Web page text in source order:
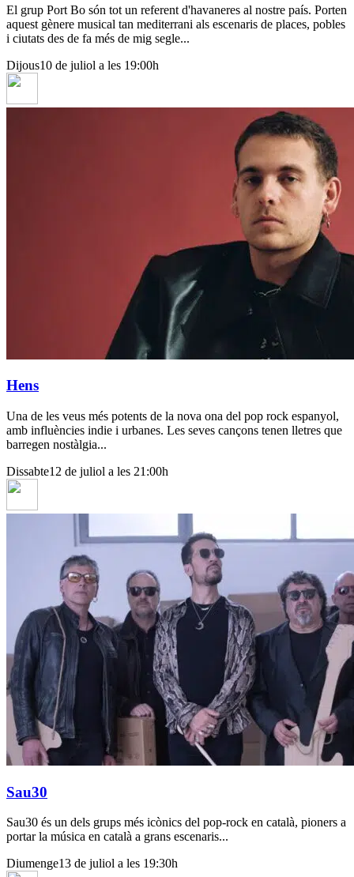
El grup Port Bo són tot un referent d'havaneres al nostre país. Porten
aquest gènere musical tan mediterrani als escenaris de places, pobles
i ciutats des de fa més de mig segle...
Dijous10 de juliol a les 19:00h
Hens
Una de les veus més potents de la nova ona del pop rock espanyol,
amb influències indie i urbanes. Les seves cançons tenen lletres que
barregen nostàlgia...
Dissabte12 de juliol a les 21:00h
Sau30
Sau30 és un dels grups més icònics del pop-rock en català, pioners a
portar la música en català a grans escenaris...
Diumenge13 de juliol a les 19:30h